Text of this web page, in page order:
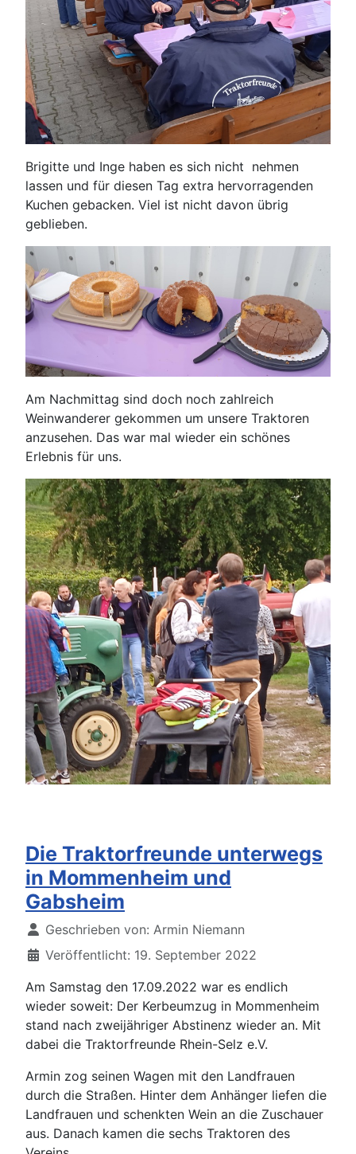
Brigitte und Inge haben es sich nicht nehmen
lassen und für diesen Tag extra hervorragenden
Kuchen gebacken. Viel ist nicht davon übrig
geblieben.
Am Nachmittag sind doch noch zahlreich
Weinwanderer gekommen um unsere Traktoren
anzusehen. Das war mal wieder ein schönes
Erlebnis für uns.
Die Traktorfreunde unterwegs
in Mommenheim und
Gabsheim
DetailsGeschrieben von: Armin Niemann
Veröffentlicht: 19. September 2022
Am Samstag den 17.09.2022 war es endlich
wieder soweit: Der Kerbeumzug in Mommenheim
stand nach zweijähriger Abstinenz wieder an. Mit
dabei die Traktorfreunde Rhein-Selz e.V.
Armin zog seinen Wagen mit den Landfrauen
durch die Straßen. Hinter dem Anhänger liefen die
Landfrauen und schenkten Wein an die Zuschauer
aus. Danach kamen die sechs Traktoren des